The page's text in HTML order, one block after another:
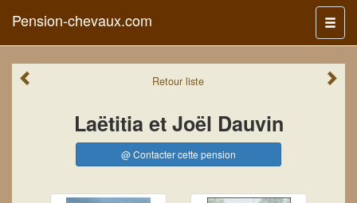
Menu
Pension-chevaux.com
Retourliste
Laëtitia et Joël Dauvin
@ Contacter cette pension